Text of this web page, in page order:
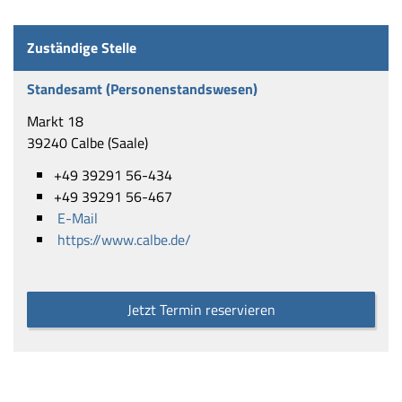
Zuständige Stelle
Standesamt (Personenstandswesen)
Markt 18
39240 Calbe (Saale)
+49 39291 56-434
+49 39291 56-467
E-Mail
https://www.calbe.de/
Jetzt Termin reservieren